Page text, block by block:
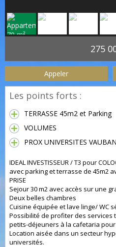
275
Appeler
Les points forts :
TERRASSE 45m2 et Parking
VOLUMES
PROX UNIVERSITES VAUBAN
IDEAL INVESTISSEUR / T3 pour
avec parking et terrasse de 45m2
PRISE
Sejour 30 m2 avec accès sur une
Deux belles chambres
Cuisine équipée et lave linge/ WC
Possibilité de profiter des services
petits-déjeuners à la cafetaria
Location aisée dans un secteur
universités.